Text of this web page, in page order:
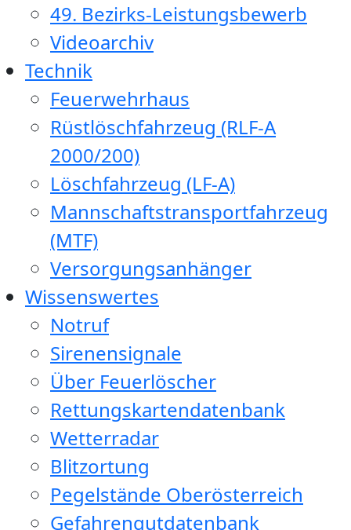
49. Bezirks-Leistungsbewerb
Videoarchiv
Technik
Feuerwehrhaus
Rüstlöschfahrzeug (RLF-A
2000/200)
Löschfahrzeug (LF-A)
Mannschaftstransportfahrzeug
(MTF)
Versorgungsanhänger
Wissenswertes
Notruf
Sirenensignale
Über Feuerlöscher
Rettungskartendatenbank
Wetterradar
Blitzortung
Pegelstände Oberösterreich
Gefahrengutdatenbank